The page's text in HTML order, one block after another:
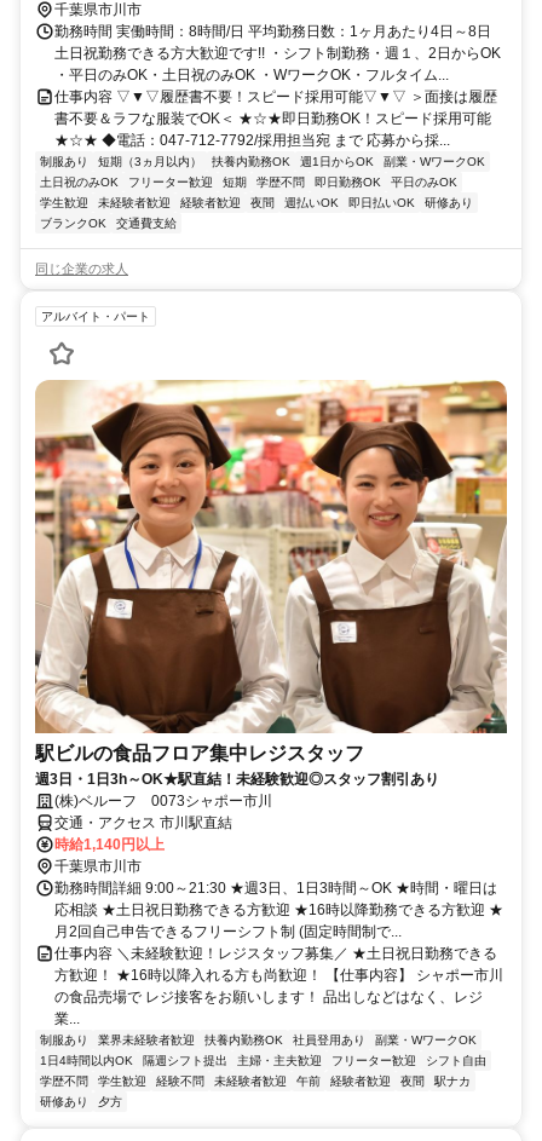
千葉県市川市
勤務時間 実働時間：8時間/日 平均勤務日数：1ヶ月あたり4日～8日
土日祝勤務できる方大歓迎です!! ・シフト制勤務・週１、2日からOK
・平日のみOK・土日祝のみOK ・WワークOK・フルタイム...
仕事内容 ▽▼▽履歴書不要！スピード採用可能▽▼▽ ＞面接は履歴
書不要＆ラフな服装でOK＜ ★☆★即日勤務OK！スピード採用可能
★☆★ ◆電話：047-712-7792/採用担当宛 まで 応募から採...
制服あり 短期（3ヵ月以内） 扶養内勤務OK 週1日からOK
副業・WワークOK
土日祝のみOK
フリーター歓迎 短期 学歴不問 即日勤務OK
平日のみOK
学生歓迎
未経験者歓迎 経験者歓迎 夜間 週払いOK 即日払いOK
研修あり
ブランクOK
交通費支給
同じ企業の求人
アルバイト・パート
駅ビルの食品フロア集中レジスタッフ
週3日・1日3h～OK★駅直結！未経験歓迎◎スタッフ割引あり
(株)ベルーフ 0073シャポー市川
交通・アクセス 市川駅直結
時給1,140円以上
千葉県市川市
勤務時間詳細 9:00～21:30 ★週3日、1日3時間～OK ★時間・曜日は
応相談 ★土日祝日勤務できる方歓迎 ★16時以降勤務できる方歓迎 ★
月2回自己申告できるフリーシフト制 (固定時間制で...
仕事内容 ＼未経験歓迎！レジスタッフ募集／ ★土日祝日勤務できる
方歓迎！ ★16時以降入れる方も尚歓迎！ 【仕事内容】 シャポー市川
の食品売場で レジ接客をお願いします！ 品出しなどはなく、レジ
業...
制服あり 業界未経験者歓迎 扶養内勤務OK 社員登用あり
副業・WワークOK
1日4時間以内OK
隔週シフト提出 主婦・主夫歓迎 フリーター歓迎
シフト自由
学歴不問
学生歓迎 経験不問 未経験者歓迎 午前 経験者歓迎 夜間
駅ナカ
研修あり
夕方